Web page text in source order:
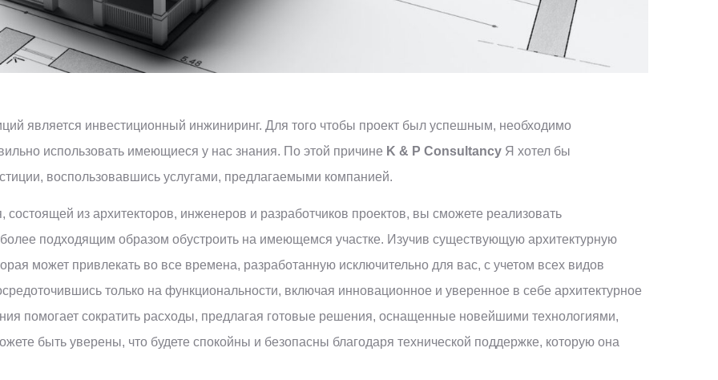
является инвестиционный инжиниринг. Для того чтобы проект был успешным, необходимо
использовать имеющиеся у нас знания. По этой причине K & P Consultancy Я хотел бы
воспользовавшись услугами, предлагаемыми компанией.
из архитекторов, инженеров и разработчиков проектов, вы сможете реализовать
подходящим образом обустроить на имеющемся участке. Изучив существующую архитектурную
может привлекать во все времена, разработанную исключительно для вас, с учетом всех видов
только на функциональности, включая инновационное и уверенное в себе архитектурное
помогает сократить расходы, предлагая готовые решения, оснащенные новейшими технологиями,
быть уверены, что будете спокойны и безопасны благодаря технической поддержке, которую она